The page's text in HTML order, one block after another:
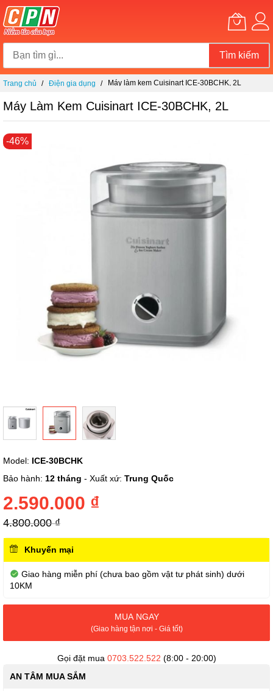
Tìm kiếm
Chuyển
nội
Trang chủ Điện gia dụng Máy làm kem Cuisinart ICE-30BCHK, 2L
Máy Làm Kem Cuisinart ICE-30BCHK, 2L
Chuyển
đến
đến
phần
của
thư
viện
ảnh
-46%
Model: ICE-30BCHK
Bảo hành: 12 tháng - Xuất xứ: Trung Quốc
2.590.000 ₫
4.800.000 ₫
Khuyến mại
Giao hàng miễn phí (chưa bao gồm vật tư phát sinh) dưới
10KM
MUA NGAY
(Giao hàng tận nơi - Giá tốt)
Gọi đặt mua 0703.522.522 (8:00 - 20:00)
AN TÂM MUA SẮM